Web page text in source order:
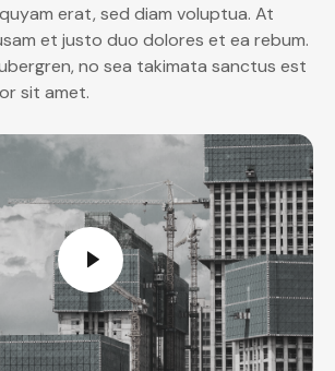
erat, sed diam voluptua. At
et justo duo dolores et ea rebum.
no sea takimata sanctus est
sit amet.